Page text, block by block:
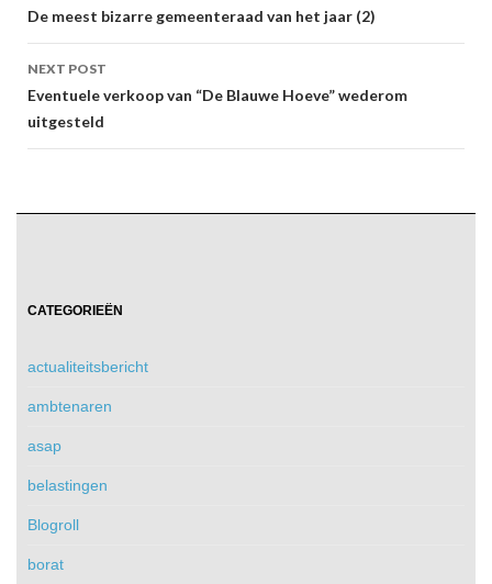
navigation
De meest bizarre gemeenteraad van het jaar (2)
NEXT POST
Eventuele verkoop van “De Blauwe Hoeve” wederom
uitgesteld
CATEGORIEËN
actualiteitsbericht
ambtenaren
asap
belastingen
Blogroll
borat